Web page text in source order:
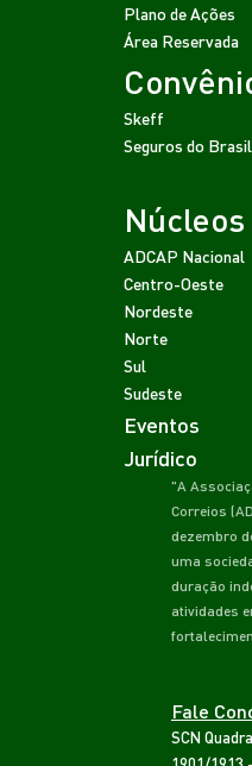
Plano de Ações
Área Reservada
Skeff
Seguros do Brasil
Núcleos
ADCAP Nacional
Centro-Oeste
Nordeste
Norte
Sul
Sudeste
Eventos
Jurídico
"A
Correios
dezembro
uma
duração
atividades
Fale
SCN